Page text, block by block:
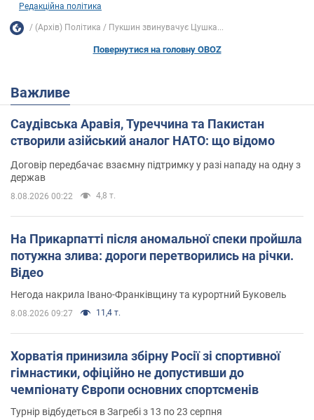
Редакційна політика
(Архів) Політика Пукшин звинувачує Цушка...
Повернутися на головну OBOZ
Важливе
Саудівська Аравія, Туреччина та Пакистан
створили азійський аналог НАТО: що відомо
Договір передбачає взаємну підтримку у разі нападу на одну з
держав
8.08.2026 00:22 4,8 т.
На Прикарпатті після аномальної спеки пройшла
потужна злива: дороги перетворились на річки.
Відео
Негода накрила Івано-Франківщину та курортний Буковель
8.08.2026 09:27 11,4 т.
Хорватія принизила збірну Росії зі спортивної
гімнастики, офіційно не допустивши до
чемпіонату Європи основних спортсменів
Турнір відбудеться в Загребі з 13 по 23 серпня